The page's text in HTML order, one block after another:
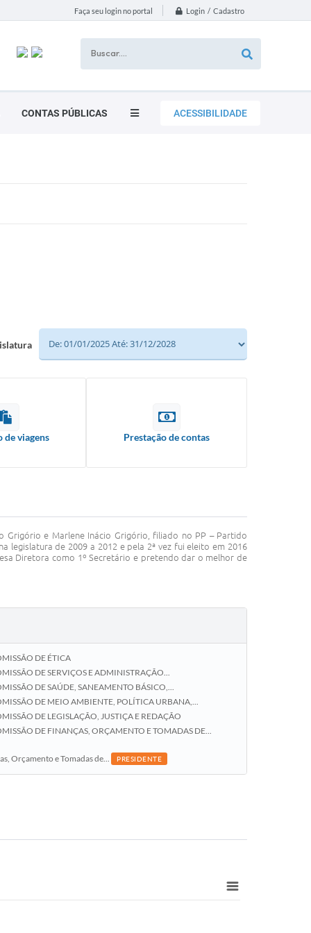
Faça seu login no portal Login / Cadastro
ACESSIBILIDADE
CONTAS PÚBLICAS
de viagens Prestação de contas
Grigório e Marlene Inácio Grigório, filiado no PP – Partido
legislatura de 2009 a 2012 e pela 2ª vez fui eleito em 2016
Diretora como 1º Secretário e pretendo dar o melhor de
DE ÉTICA
DE SERVIÇOS E ADMINISTRAÇÃO...
DE SAÚDE, SANEAMENTO BÁSICO,...
DE MEIO AMBIENTE, POLÍTICA URBANA,...
DE LEGISLAÇÃO, JUSTIÇA E REDAÇÃO
DE FINANÇAS, ORÇAMENTO E TOMADAS DE...
Orçamento e Tomadas de... PRESIDENTE